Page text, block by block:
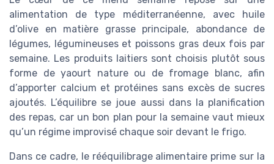
alimentation de type méditerranéenne, avec huile
d’olive en matière grasse principale, abondance de
légumes, légumineuses et poissons gras deux fois par
semaine. Les produits laitiers sont choisis plutôt sous
forme de yaourt nature ou de fromage blanc, afin
d’apporter calcium et protéines sans excès de sucres
ajoutés. L’équilibre se joue aussi dans la planification
des repas, car un bon plan pour la semaine vaut mieux
qu’un régime improvisé chaque soir devant le frigo.
Dans ce cadre, le rééquilibrage alimentaire prime sur la